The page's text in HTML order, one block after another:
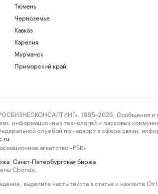
Тюмень
Черноземье
Кавказ
Карелия
Мурманск
Приморский край
1995–2026. Сообщения и
информационных технологий и массовых
службой по надзору в сфере связи,
агентство «РБК».
Санкт-Петербургская биржа
Cbonds.
выделите часть текста в статье и нажмите